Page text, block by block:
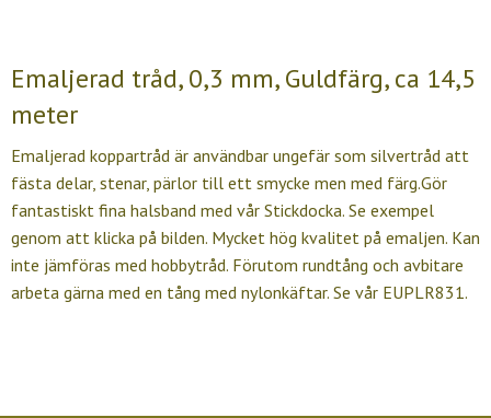
Emaljerad tråd, 0,3 mm, Guldfärg, ca 14,5
meter
Emaljerad koppartråd är användbar ungefär som silvertråd att
fästa delar, stenar, pärlor till ett smycke men med färg.Gör
fantastiskt fina halsband med vår Stickdocka. Se exempel
genom att klicka på bilden. Mycket hög kvalitet på emaljen. Kan
inte jämföras med hobbytråd. Förutom rundtång och avbitare
arbeta gärna med en tång med nylonkäftar. Se vår EUPLR831.